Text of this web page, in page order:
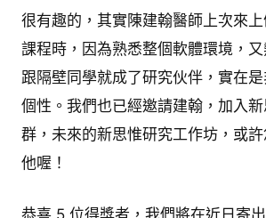
很有趣的，其實陳建翰醫師上次來
課程時，因為熟悉整個軟體環境，
跟隔壁同學就成了研究伙伴，實在
個性。我們也已經邀請建翰，加入
群，未來的新思惟研究工作坊，或許
他喔！
恭喜 5 位得獎者，我們將在近日寄